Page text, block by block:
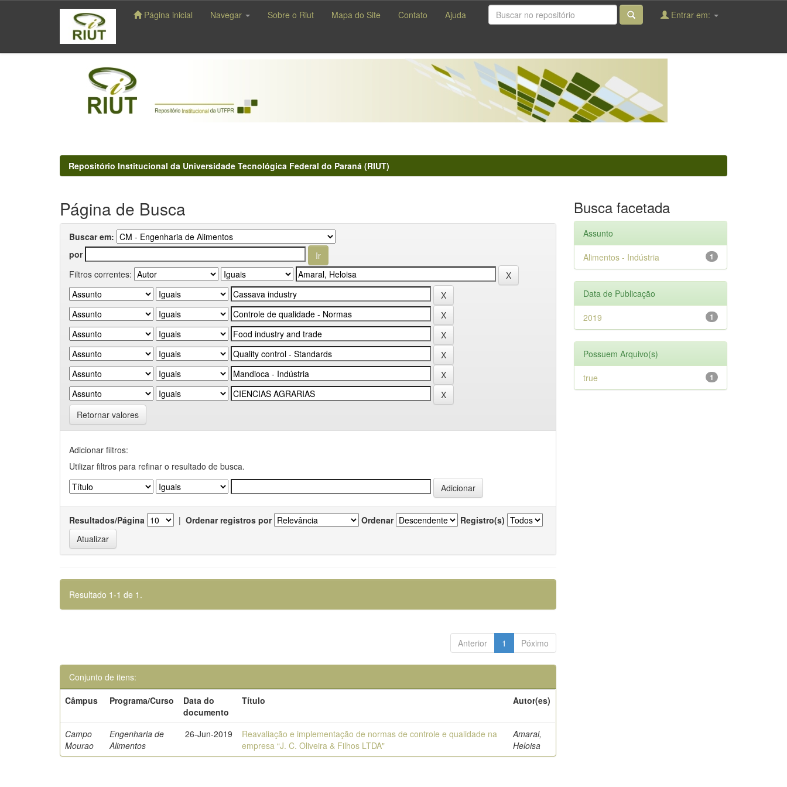
navigation
Página inicial Navegar Sobre o Riut Mapa do Site Contato Ajuda Entrar em:
Repositório Institucional da Universidade Tecnológica Federal do Paraná (RIUT)
Página de Busca
Buscar em:
por
Filtros correntes:
Retornar valores
Adicionar filtros:
Utilizar filtros para refinar o resultado de busca.
Resultados/Página | Ordenar registros por Ordenar Registro(s)
Resultado 1-1 de 1.
Anterior 1 Póximo
Conjunto de itens:
Câmpus
Programa/Curso
Data do
documento
Título Autor(es)
Campo
Mourao
Engenharia de
Alimentos
26-Jun-2019
Reavaliação e implementação de normas de controle e qualidade na
empresa “J. C. Oliveira & Filhos LTDA"
Amaral,
Heloisa
Busca facetada
Assunto
1
Alimentos - Indústria
Data de Publicação
1
2019
Possuem Arquivo(s)
1
true